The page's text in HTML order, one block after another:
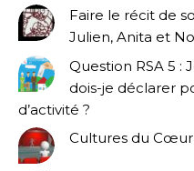
Faire le récit de
Julien, Anita et
Question RSA 5 :
dois-je déclarer
d’activité ?
Cultures du Cœur